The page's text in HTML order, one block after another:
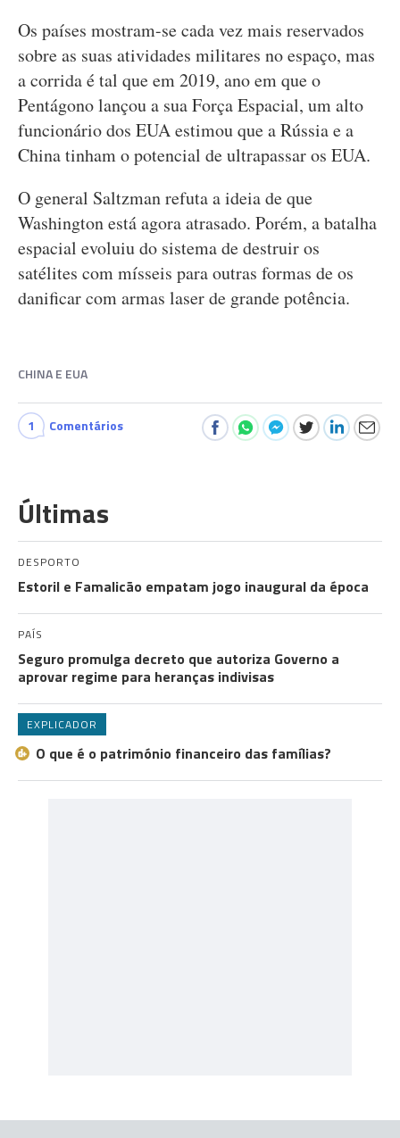
Os países mostram-se cada vez mais reservados
sobre as suas atividades militares no espaço, mas
a corrida é tal que em 2019, ano em que o
Pentágono lançou a sua Força Espacial, um alto
funcionário dos EUA estimou que a Rússia e a
China tinham o potencial de ultrapassar os EUA.
O general Saltzman refuta a ideia de que
Washington está agora atrasado. Porém, a batalha
espacial evoluiu do sistema de destruir os
satélites com mísseis para outras formas de os
danificar com armas laser de grande potência.
CHINA E EUA
1 Comentários
Últimas
DESPORTO
Estoril e Famalicão empatam jogo inaugural da época
PAÍS
Seguro promulga decreto que autoriza Governo a
aprovar regime para heranças indivisas
EXPLICADOR
O que é o património financeiro das famílias?